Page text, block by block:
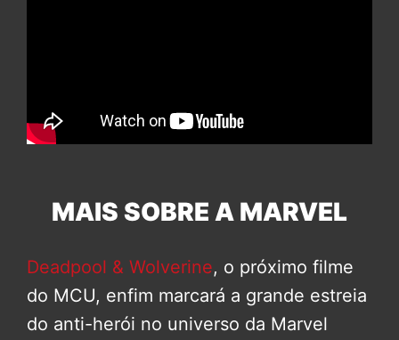
MAIS SOBRE A MARVEL
Deadpool & Wolverine, o próximo filme
do MCU, enfim marcará a grande estreia
do anti-herói no universo da Marvel